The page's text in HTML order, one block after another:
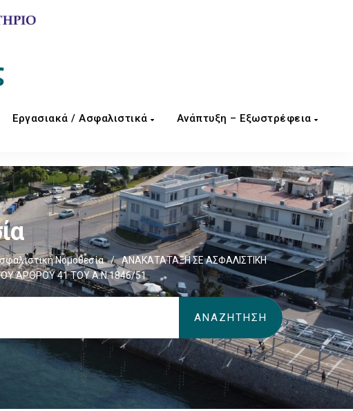
Εργασιακά / Ασφαλιστικά Ανάπτυξη – Εξωστρέφεια
Νομοθεσία /
ΑΝΑΚΑΤΑΤΑΞΗ ΣΕ ΑΣΦΑΛΙΣΤΙΚΗ
ΑΡΘΡΟΥ 41 ΤΟΥ Α.Ν.1846/51